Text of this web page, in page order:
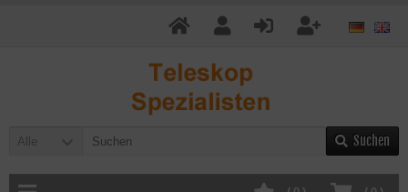
Alle Suchen